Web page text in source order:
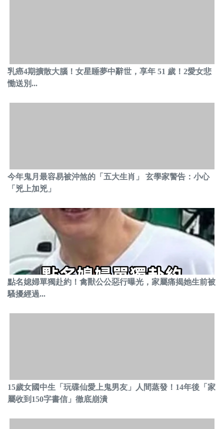
乳癌4期擴散大腦！女星睡夢中辭世，享年 51 歲！2愛女悲
慟送別...
今年鬼月最容易被沖煞的「五大生肖」 玄學家警告：小心
「兇上加兇」
點名媳婦單獨赴約！禽獸公公惡行曝光，家屬痛揭她生前被
騷擾經過...
15歲女國中生「玩碟仙愛上鬼男友」人間蒸發！14年後「家
屬收到150字書信」徹底崩潰